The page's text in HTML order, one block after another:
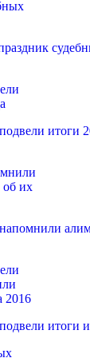
итоги
итоги